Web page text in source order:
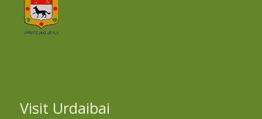
Visit Urdaibai